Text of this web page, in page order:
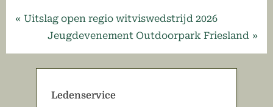
Bericht
navigatie
P
e
Uitslag open regio witviswedstrijd 2026
N
e
x
Jeugdevenement Outdoorpark Friesland
Ledenservice